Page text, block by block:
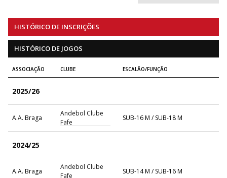
HISTÓRICO DE INSCRIÇÕES
HISTÓRICO DE JOGOS
ASSOCIAÇÃO CLUBE ESCALÃO/FUNÇÃO
2025/26
A.A. Braga
Andebol Clube
Fafe
SUB-16 M / SUB-18 M
2024/25
A.A. Braga
Andebol Clube
Fafe
SUB-14 M / SUB-16 M